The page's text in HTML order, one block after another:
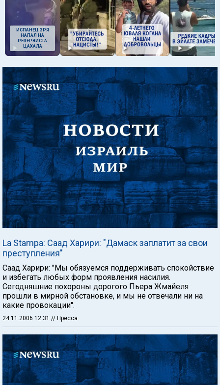
ИСПАНЕЦ ЗРЯ
НАПАЛ НА
РЕЗЕРВИСТА
ЦАХАЛА
La Stampa: Саад Харири: "Дамаск заплатит за свои
преступления"
Саад Харири: "Мы обязуемся поддерживать спокойствие
и избегать любых форм проявления насилия.
Сегодняшние похороны дорогого Пьера Жмайеля
прошли в мирной обстановке, и мы не отвечали ни на
какие провокации".
24.11.2006 12:31 // Пресса